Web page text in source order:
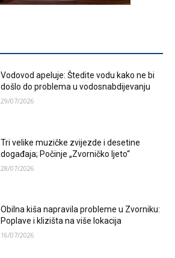
Vodovod apeluje: Štedite vodu kako ne bi
došlo do problema u vodosnabdijevanju
29/07/2026
Tri velike muzičke zvijezde i desetine
događaja; Počinje „Zvorničko ljeto“
28/07/2026
Obilna kiša napravila probleme u Zvorniku:
Poplave i klizišta na više lokacija
16/07/2026